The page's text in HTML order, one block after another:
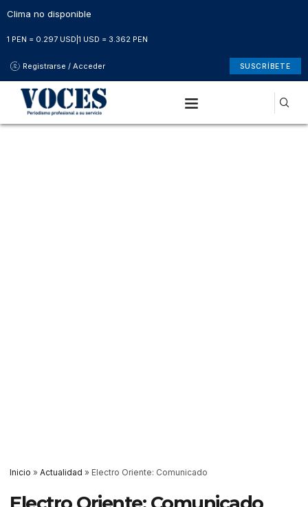
Clima no disponible
1 PEN = 0.297 USD 1 USD = 3.362 PEN
Registrarse / Acceder SUSCRÍBETE
Inicio » Actualidad » Electro Oriente: Comunicado